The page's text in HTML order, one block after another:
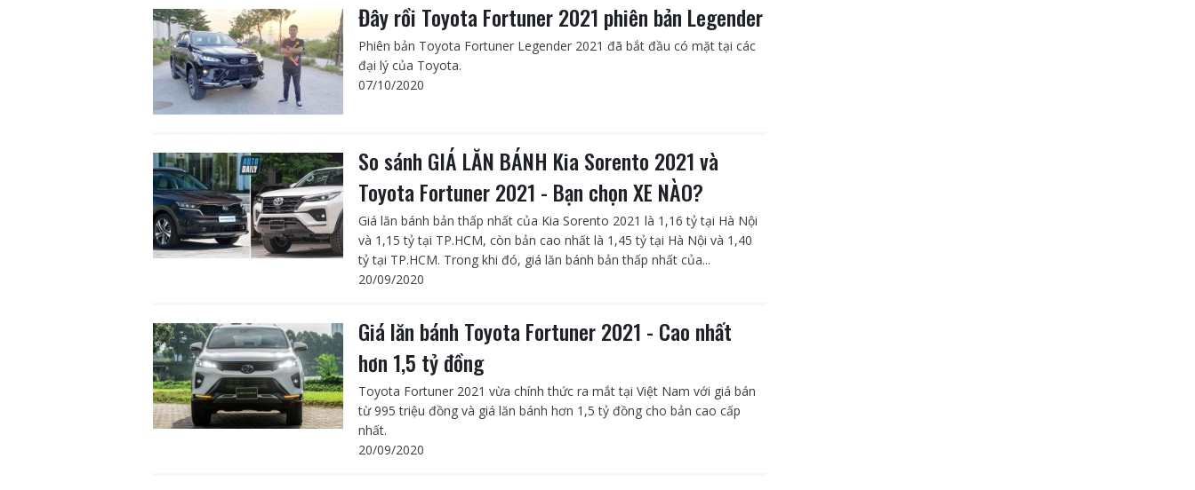
Đây rồi Toyota Fortuner 2021 phiên bản Legender
Phiên bản Toyota Fortuner Legender 2021 đã bắt đầu có mặt tại các
đại lý của Toyota.
07/10/2020
So sánh GIÁ LĂN BÁNH Kia Sorento 2021 và
Toyota Fortuner 2021 - Bạn chọn XE NÀO?
Giá lăn bánh bản thấp nhất của Kia Sorento 2021 là 1,16 tỷ tại Hà Nội
và 1,15 tỷ tại TP.HCM, còn bản cao nhất là 1,45 tỷ tại Hà Nội và 1,40
tỷ tại TP.HCM. Trong khi đó, giá lăn bánh bản thấp nhất của...
20/09/2020
Giá lăn bánh Toyota Fortuner 2021 - Cao nhất
hơn 1,5 tỷ đồng
Toyota Fortuner 2021 vừa chính thức ra mắt tại Việt Nam với giá bán
từ 995 triệu đồng và giá lăn bánh hơn 1,5 tỷ đồng cho bản cao cấp
nhất.
20/09/2020